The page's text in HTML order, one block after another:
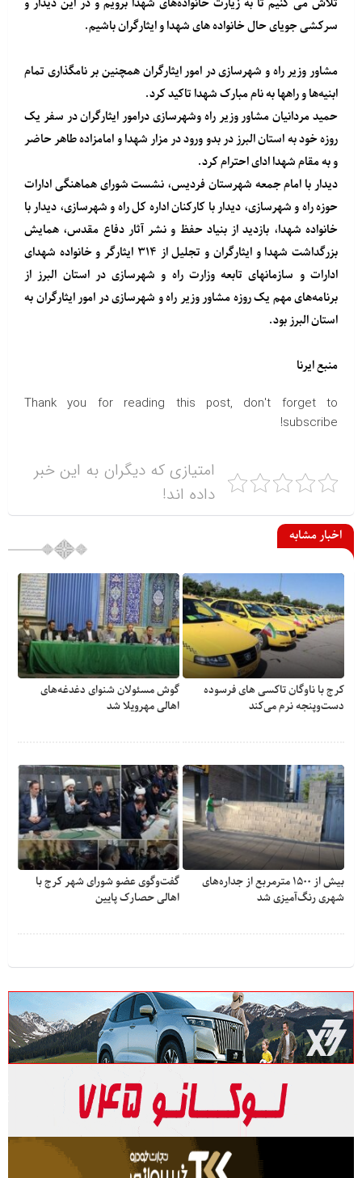
تلاش می کنیم تا به زیارت خانواده‌های شهدا برویم و در این دیدار و
سرکشی جویای حال خانواده های شهدا و ایثارگران باشیم.
مشاور وزیر راه و شهرسازی در امور ایثارگران همچنین بر نامگذاری تمام
ابنیه‌ها و راهها به نام مبارک شهدا تاکید کرد.
حمید مردانیان مشاور وزیر راه وشهرسازی درامور ایثارگران در سفر یک
روزه خود به استان البرز در بدو ورود در مزار شهدا و امامزاده طاهر حاضر
و به مقام شهدا ادای احترام کرد.
دیدار با امام جمعه شهرستان فردیس، نشست شورای هماهنگی ادارات
حوزه راه و شهرسازی، دیدار با کارکنان اداره کل راه و شهرسازی، دیدار با
خانواده شهدا، بازدید از بنیاد حفظ و نشر آثار دفاع مقدس، همایش
بزرگداشت شهدا و ایثارگران و تجلیل از ۳۱۴ ایثارگر و خانواده شهدای
ادارات و سازمانهای تابعه وزارت راه و شهرسازی در استان البرز از
برنامه‌های مهم یک روزه مشاور وزیر راه و شهرسازی در امور ایثارگران به
استان البرز بود.
منبعایرنا
Thank you for reading this post, don't forget to
subscribe!
امتیازی که دیگران به این خبر
داده اند!
اخبار مشابه
کرج با ناوگان تاکسی های فرسوده
دست‌وپنجه نرم می‌کند
گوش مسئولان شنوای دغدغه‎‌های
اهالی مهرویلا شد
بیش از ۱۵۰۰ مترمربع از جداره‌های
شهری رنگ‌آمیزی شد
گفت‌وگوی عضو شورای شهر کرج با
اهالی حصارک پایین